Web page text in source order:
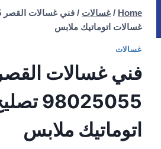
Home
/ غسالات /
غسالات اتوماتيك ملابس
غسالات
فني غسالات
اتوماتيك ملابس